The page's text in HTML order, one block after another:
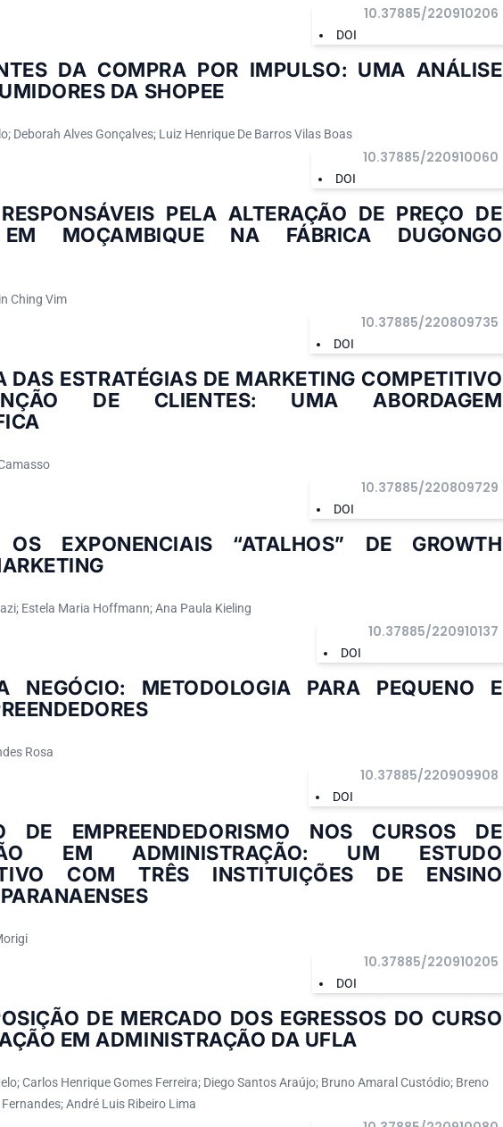
DOI
10.37885/220910206
DA COMPRA POR IMPULSO: UMA ANÁLISE
DA SHOPEE
Deborah Alves Gonçalves; Luiz Henrique De Barros Vilas Boas
DOI
10.37885/220910060
PELA ALTERAÇÃO DE PREÇO DE
MOÇAMBIQUE NA FÁBRICA DUGONGO
Ching Vim
DOI
10.37885/220809735
DAS ESTRATÉGIAS DE MARKETING COMPETITIVO
DE CLIENTES: UMA ABORDAGEM
DOI
10.37885/220809729
OS EXPONENCIAIS “ATALHOS” DE GROWTH
Estela Maria Hoffmann; Ana Paula Kieling
DOI
10.37885/220910137
NEGÓCIO: METODOLOGIA PARA PEQUENO E
Rosa
DOI
10.37885/220909908
DE EMPREENDEDORISMO NOS CURSOS DE
EM ADMINISTRAÇÃO: UM ESTUDO
COM TRÊS INSTITUIÇÕES DE ENSINO
DOI
10.37885/220910205
DE MERCADO DOS EGRESSOS DO CURSO
EM ADMINISTRAÇÃO DA UFLA
Carlos Henrique Gomes Ferreira; Diego Santos Araújo; Bruno Amaral Custódio; Breno
André Luis Ribeiro Lima